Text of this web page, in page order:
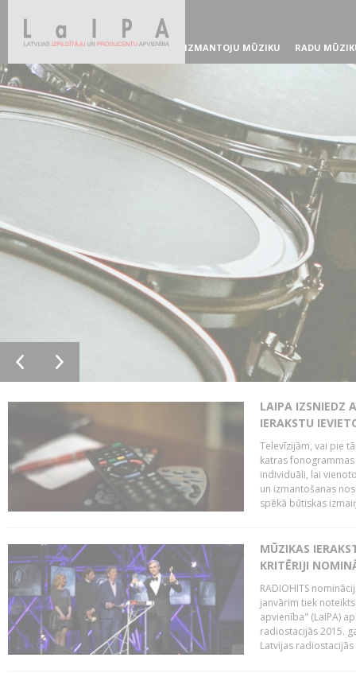
IZMANTOJU MŪZIKU RADU
LAIPA IZSNIEDZ
IERAKSTU
Televīzijām, vai pie
katras
individuāli, lai
un izmantošanas
spēkā būtiskas
MŪZIKAS
KRITĒRIJI
RADIOHITS
janvārim tiek
apvienība" (LaIPA)
radiostacijās 2015.
Latvijas